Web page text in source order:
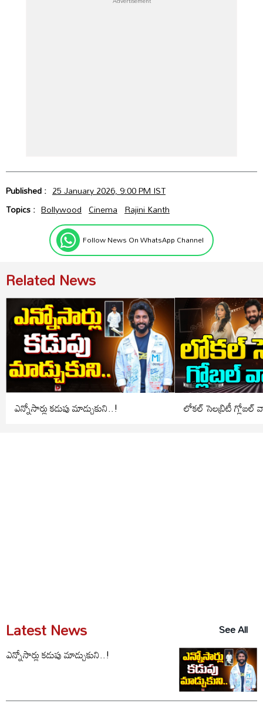
Published : 25 January 2026, 9:00 PM IST
Topics : Bollywood Cinema Rajini Kanth
Follow News On WhatsApp Channel
Related News
ఎన్నోసార్లు కడుపు మాడ్చుకుని..! లోకల్ సెలబ్రిటీ గ్లోబల్
Latest News
See All
ఎన్నోసార్లు కడుపు మాడ్చుకుని..!